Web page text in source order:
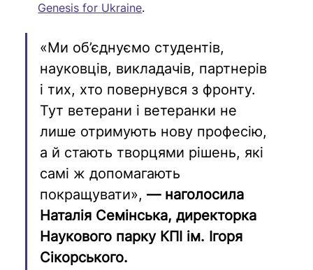
Genesis for Ukraine.
«Ми об’єднуємо студентів,
науковців, викладачів, партнерів
і тих, хто повернувся з фронту.
Тут ветерани і ветеранки не
лише отримують нову професію,
а й стають творцями рішень, які
самі ж допомагають
покращувати», — наголосила
Наталія Семінська, директорка
Наукового парку КПІ ім. Ігоря
Сікорського.